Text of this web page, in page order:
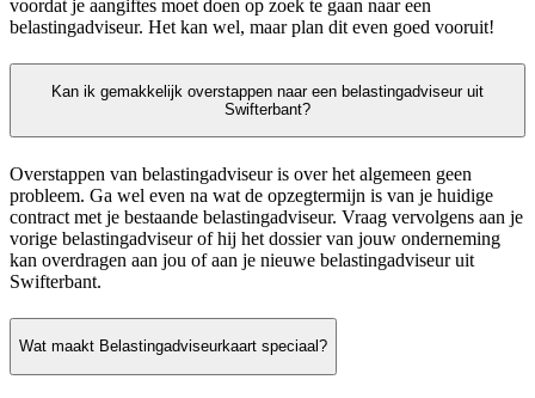
voordat je aangiftes moet doen op zoek te gaan naar een
belastingadviseur. Het kan wel, maar plan dit even goed vooruit!
Kan ik gemakkelijk overstappen naar een belastingadviseur uit
Swifterbant?
Overstappen van belastingadviseur is over het algemeen geen
probleem. Ga wel even na wat de opzegtermijn is van je huidige
contract met je bestaande belastingadviseur. Vraag vervolgens aan je
vorige belastingadviseur of hij het dossier van jouw onderneming
kan overdragen aan jou of aan je nieuwe belastingadviseur uit
Swifterbant.
Wat maakt Belastingadviseurkaart speciaal?